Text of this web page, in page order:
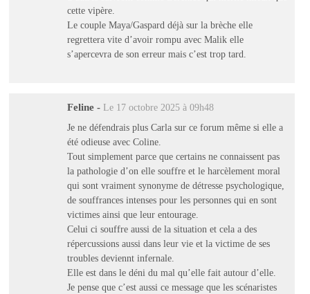
cette vipère.
Le couple Maya/Gaspard déjà sur la brèche elle
regrettera vite d’avoir rompu avec Malik elle
s’apercevra de son erreur mais c’est trop tard.
Feline - Le 17 octobre 2025 à 09h48
Je ne défendrais plus Carla sur ce forum même si elle a
été odieuse avec Coline.
Tout simplement parce que certains ne connaissent pas
la pathologie d’on elle souffre et le harcèlement moral
qui sont vraiment synonyme de détresse psychologique,
de souffrances intenses pour les personnes qui en sont
victimes ainsi que leur entourage.
Celui ci souffre aussi de la situation et cela a des
répercussions aussi dans leur vie et la victime de ses
troubles deviennt infernale.
Elle est dans le déni du mal qu’elle fait autour d’elle.
Je pense que c’est aussi ce message que les scénaristes